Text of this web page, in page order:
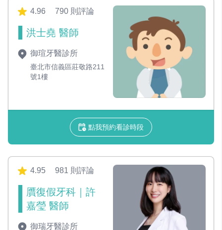
4.96 790 則評論
洪士堯 醫師
御瑄牙醫診所
臺北市信義區莊敬路211
號1樓
點我預約看診時段
4.95 981 則評論
贋復假牙科｜許
嘉瑩 醫師
御瑞牙醫診所